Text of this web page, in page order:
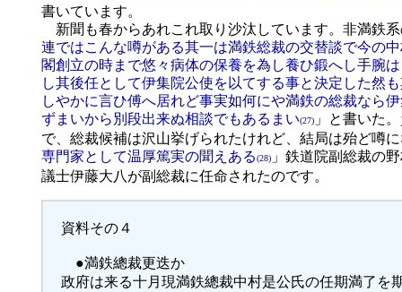
書いています。
新聞も春からあれこれ取り沙汰しています。非満鉄
連ではこんな噂がある其一は満鉄総裁の交替談で今の
閣創立の時まで悠々病体の保養を為し養ひ鍛へし手腕
し其後任として伊集院公使を以てする事と決定した然
しやかに言ひ傅へ居れど事実如何にや満鉄の総裁なら
ずまいから別段出来ぬ相談でもあるまい(27) 」と書いた
で、総裁候補は沢山挙げられたけれど、結局は殆ど噂
専門家として温厚篤実の聞えある(28) 」鉄道院副総裁の
議士伊藤大八が副総裁に任命されたのです。
資料その４
●満鉄總裁更迭か
政府は来る十月現満鉄總裁中村是公氏の任期満了を